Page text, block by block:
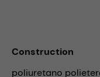
Construction
poliuretano